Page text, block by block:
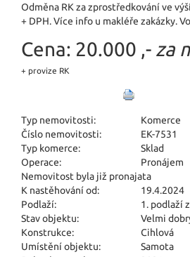
Odměna RK za zprostředkování ve
+ DPH. Více info u makléře zakázky.
Cena: 20.000 ,- za
+ provize RK
Typ nemovitosti:
Komerce
Číslo nemovitosti:
EK-7531
Typ komerce:
Sklad
Operace:
Pronájem
Nemovitost byla již pronajata
K nastěhování od:
19.4.2024
Podlaží:
1. podlaží
Stav objektu:
Velmi
Konstrukce:
Cihlová
Umístění objektu:
Samota